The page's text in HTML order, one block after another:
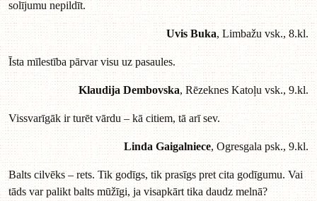
solījumu nepildīt.
Uvis Buka, Limbažu vsk., 8.kl.
Īsta mīlestība pārvar visu uz pasaules.
Klaudija Dembovska, Rēzeknes Katoļu vsk., 9.kl.
Vissvarīgāk ir turēt vārdu – kā citiem, tā arī sev.
Linda Gaigalniece, Ogresgala psk., 9.kl.
Balts cilvēks – rets. Tik godīgs, tik prasīgs pret cita godīgumu. Vai
tāds var palikt balts mūžīgi, ja visapkārt tika daudz melnā?